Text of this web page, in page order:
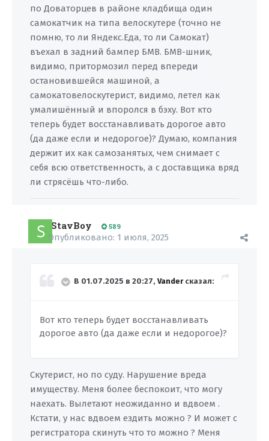
по Доваторцев в районе кладбища один
самокатчик на типа велоскутере (точно не
помню, то ли Яндекс.Еда, то ли Самокат)
въехал в задний бампер БМВ. БМВ-шник,
видимо, притормозил перед впереди
остановившейся машиной, а
самокатовелоскутерист, видимо, летел как
умалишённый и впоролся в бэху. Вот кто
теперь будет восстанавливать дорогое авто
(да даже если и недорогое)? Думаю, компания
держит их как самозанятых, чем снимает с
себя всю ответственность, а с доставщика вряд
ли стрясёшь что-либо.
StavBoy 589
Опубликовано: 1 июля, 2025
В 01.07.2025 в 20:27, Vanderсказал:
Вот кто теперь будет восстанавливать
дорогое авто (да даже если и недорогое)?
Скутерист, но по суду. Нарушение вреда
имуществу. Меня более беспокоит, что могу
наехать. Вылетают неожиданно и вдвоем .
Кстати, у нас вдвоем ездить можно ? И может с
регистратора скинуть что то можно ? Меня